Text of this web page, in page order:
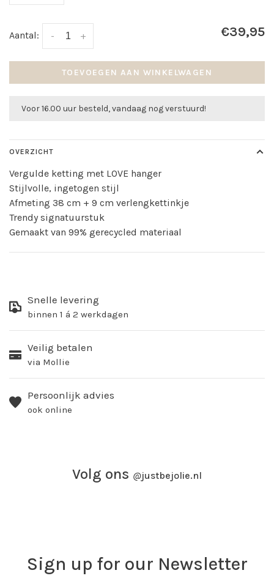
Aantal: +
- €39,95
TOEVOEGEN AAN WINKELWAGEN
Voor 16.00 uur besteld, vandaag nog verstuurd!
OVERZICHT
Vergulde ketting met LOVE hanger
Stijlvolle, ingetogen stijl
Afmeting 38 cm + 9 cm verlengkettinkje
Trendy signatuurstuk
Gemaakt van 99% gerecycled materiaal
Snelle levering
binnen 1 á 2 werkdagen
Veilig betalen
via Mollie
Persoonlijk advies
ook online
Volg ons @justbejolie.nl
Sign up for our Newsletter